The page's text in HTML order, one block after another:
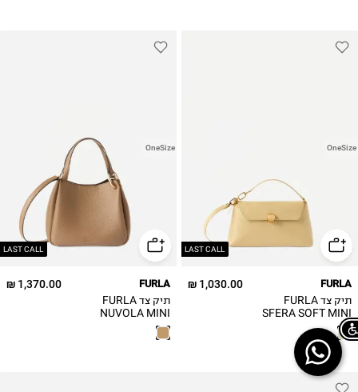
LAST CALL
OneSize
1,030.00 ₪ FURLA
תיק צד FURLA
SFERA SOFT MINI
CROSSBODY TOP
HANDLE / נשים
LAST CALL
OneSize
1,370.00 ₪ FURLA
תיק צד FURLA
NUVOLA MINI
TOTE / נשים
Chat on WhatsApp